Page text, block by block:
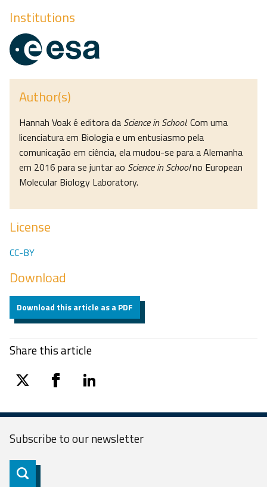
Institutions
Author(s)
Hannah Voak é editora da Science in School. Com uma
licenciatura em Biologia e um entusiasmo pela
comunicação em ciência, ela mudou-se para a Alemanha
em 2016 para se juntar ao Science in Schoolno European
Molecular Biology Laboratory.
License
CC-BY
Download
Download this article as a PDF
Share this article
twitter facebooklinkedin
Subscribe to ournewsletter
Subscribe